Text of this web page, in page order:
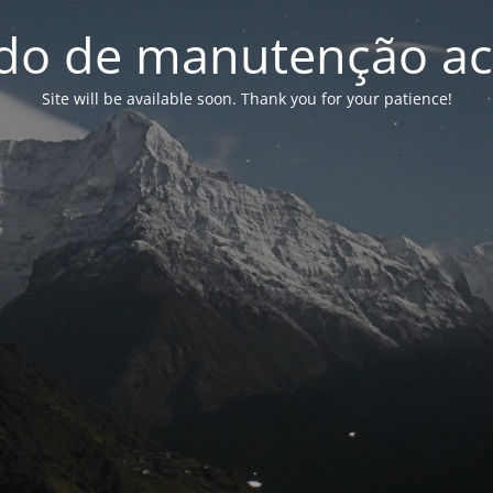
de manutenção
Site will be available soon. Thank you for your patience!